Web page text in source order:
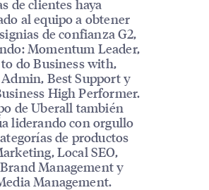
de clientes haya
al equipo a obtener
de confianza G2,
Momentum Leader,
do Business with,
Admin, Best Support y
High Performer.
de Uberall también
liderando con orgullo
de productos
Local SEO,
Management y
Management.